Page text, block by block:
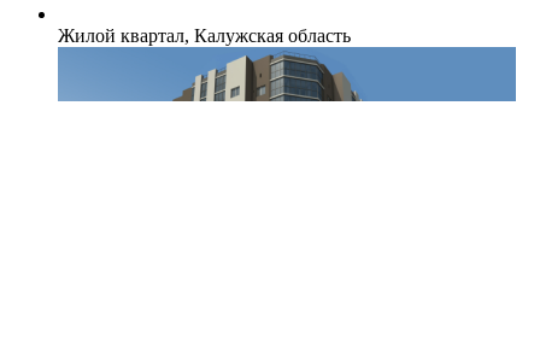
Жилой квартал, Калужская область